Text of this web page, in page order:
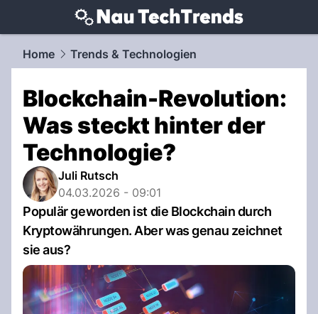
techtrends.NAU.ch
Home Trends & Technologien
Blockchain-Revolution:
Was steckt hinter der
Technologie?
Juli Rutsch
04.03.2026 - 09:01
Populär geworden ist die Blockchain durch
Kryptowährungen. Aber was genau zeichnet
sie aus?